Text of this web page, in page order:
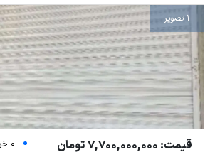
1 تصویر
قیمت: 7,700,000,000 تومان
0 خواب